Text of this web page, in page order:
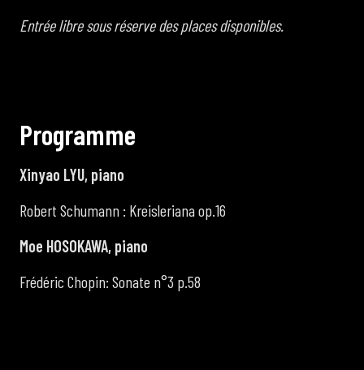
Les contacts
Entrée libre sous réserve des places disponibles.
Programme
Xinyao LYU, piano
Robert Schumann : Kreisleriana op.16
Moe HOSOKAWA, piano
Frédéric Chopin: Sonate n°3 p.58